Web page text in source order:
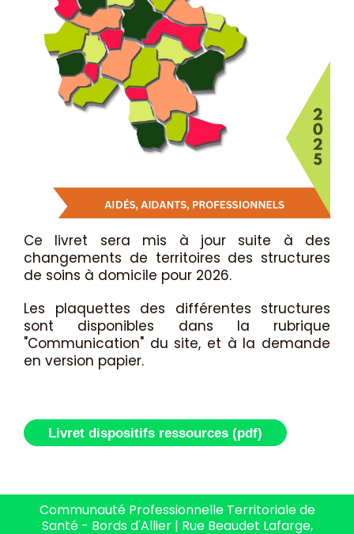
Ce livret sera mis à jour suite à des
changements de territoires des structures
de soins à domicile pour 2026.
Les plaquettes des différentes structures
sont disponibles dans la rubrique
"Communication" du site, et à la demande
en version papier.
Livret dispositifs ressources (pdf)
Communauté Professionnelle Territoriale de
Santé - Bords d'Allier | Rue Beaudet Lafarge,